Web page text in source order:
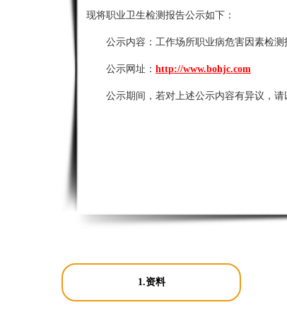
现将职业卫生检测报告公示如下：
公示内容： 工作场所职业病危害因素检测
公示网址： http://www.bohjc.com
公示期间，若对上述公示内容有异议，
1.资料